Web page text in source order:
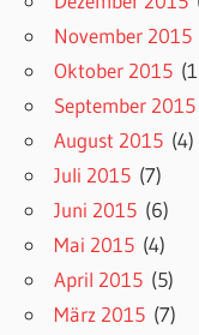
November 2015
Oktober 2015
September 2015
August 2015 (4)
Juli 2015 (7)
Juni 2015 (6)
Mai 2015 (4)
April 2015 (5)
März 2015 (7)